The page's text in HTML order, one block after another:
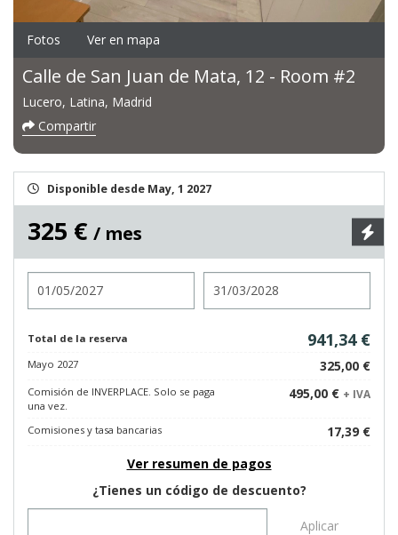
Fotos Ver en mapa
Calle de San Juan de Mata, 12 - Room #2
Lucero, Latina, Madrid
Compartir
Disponible desde May, 1 2027
325 € / mes
Total de la reserva 941,34 €
Mayo 2027 325,00 €
Comisión de INVERPLACE. Solo se paga
una vez.
495,00 € + IVA
Comisiones y tasa bancarias
17,39 €
Ver resumen de pagos
¿Tienes un código de descuento?
Aplicar